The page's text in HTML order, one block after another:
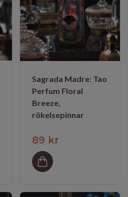
Sagrada Madre: Tao
Perfum Floral
Breeze,
rökelsepinnar
89 kr